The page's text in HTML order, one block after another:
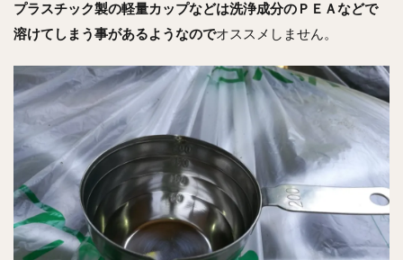
プラスチック製の軽量カップなどは洗浄成分のＰＥＡなどで
溶けてしまう事があるようなのでオススメしません。